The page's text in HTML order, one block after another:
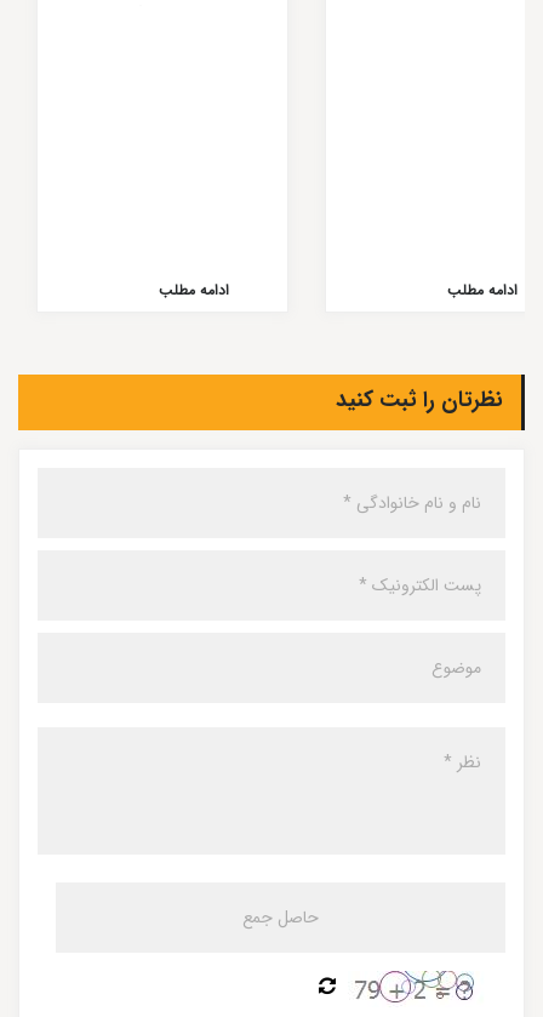
ادامه مطلب ادامه مطلب
نظرتان را ثبت کنید